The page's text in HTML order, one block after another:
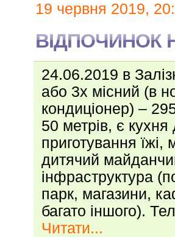
19 червня 2019,
ВІДПОЧИНОК
24.06.2019 в
або 3х місний (в
кондиціонер) –
50 метрів, є
приготування їжі,
дитячий
інфраструктура
парк, магазини,
багато іншого).
Читати...